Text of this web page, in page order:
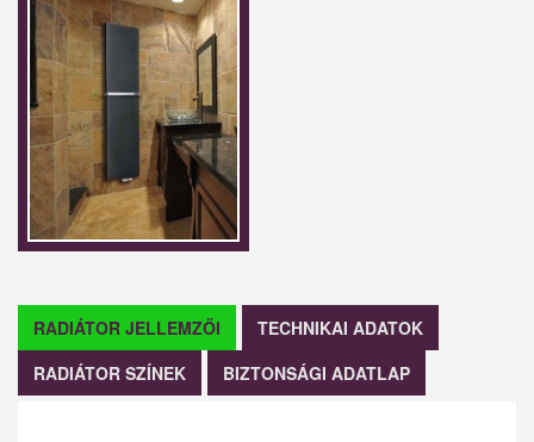
RADIÁTOR JELLEMZŐI
TECHNIKAI ADATOK
RADIÁTOR SZÍNEK
BIZTONSÁGI ADATLAP